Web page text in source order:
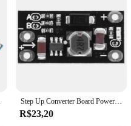
Crafted from a high-
a stable output guarantees
to home automation
professional vendor or a DIY
Step Up Converter Board Power Module, Lithium Battery Booster, Regulador de tensão, Mini DC-DC, 3.7V a 12V, 4Pcs, 1Pc
R$23,20